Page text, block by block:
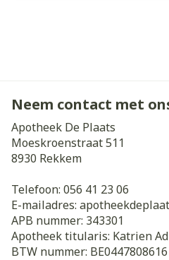
Neem contact met
Apotheek De Plaats
Moeskroenstraat 511
8930 Rekkem
Telefoon: 056 41 23 06
E-mailadres:
APB nummer: 343301
Apotheek titularis: Katrien
BTW nummer: BE0447808616